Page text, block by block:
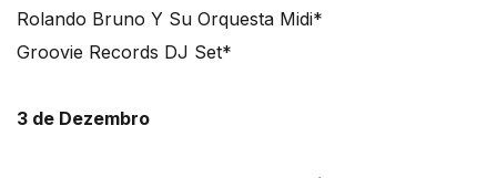
Rolando Bruno Y Su Orquesta Midi*
Groovie Records DJ Set*
3 de Dezembro